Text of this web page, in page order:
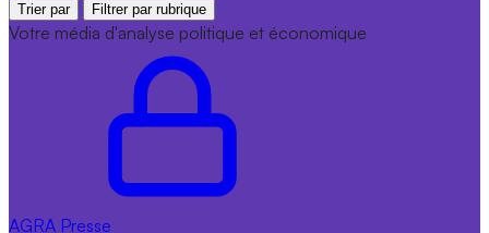
Trier par Filtrer par rubrique
Votre média d'analyse politique et économique
AGRA Presse